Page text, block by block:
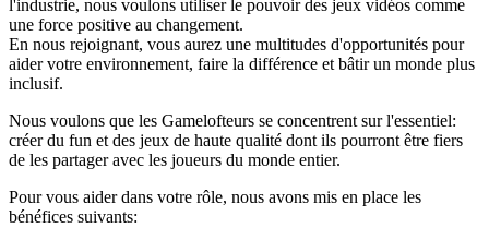
l'industrie, nous voulons utiliser le pouvoir des jeux vidéos comme
une force positive au changement.
En nous rejoignant, vous aurez une multitudes d'opportunités pour
aider votre environnement, faire la différence et bâtir un monde plus
inclusif.
Nous voulons que les Gamelofteurs se concentrent sur l'essentiel:
créer du fun et des jeux de haute qualité dont ils pourront être fiers
de les partager avec les joueurs du monde entier.
Pour vous aider dans votre rôle, nous avons mis en place les
bénéfices suivants: